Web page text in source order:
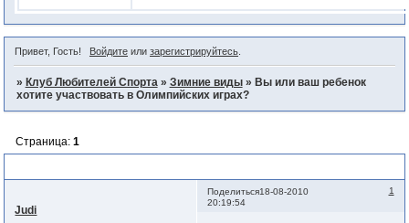
Привет, Гость! Войдитеили зарегистрируйтесь.
» Клуб Любителей Спорта » Зимние виды » Вы или ваш ребенок
хотите участвовать в Олимпийских играх?
Страница: 1
Поделиться 1
18-08-2010
20:19:54
Judi